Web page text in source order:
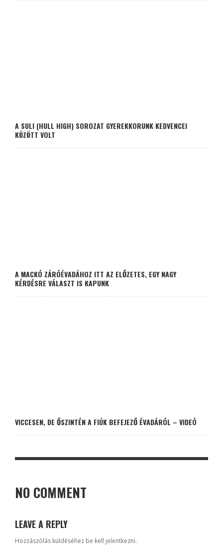
A SULI (HULL HIGH) SOROZAT GYEREKKORUNK KEDVENCEI
KÖZÖTT VOLT
A MACKÓ ZÁRÓÉVADÁHOZ ITT AZ ELŐZETES, EGY NAGY
KÉRDÉSRE VÁLASZT IS KAPUNK
VICCESEN, DE ŐSZINTÉN A FIÚK BEFEJEZŐ ÉVADÁRÓL – VIDEÓ
NO COMMENT
LEAVE A REPLY
Hozzászólás küldéséhez be kell jelentkezni.